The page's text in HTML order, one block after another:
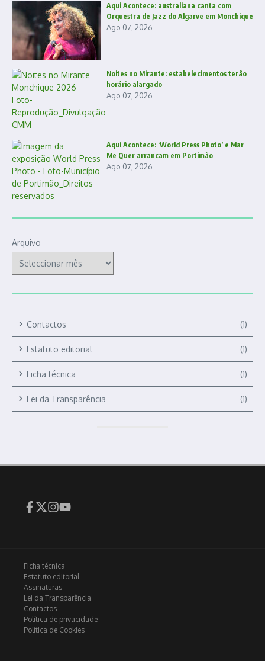
Aqui Acontece: australiana canta com
Orquestra de Jazz do Algarve em Monchique
Ago 07, 2026
Noites no Mirante: estabelecimentos terão
horário alargado
Ago 07, 2026
Aqui Acontece: ‘World Press Photo’ e Mar
Me Quer arrancam em Portimão
Ago 07, 2026
Arquivo
Contactos (1)
Estatuto editorial (1)
Ficha técnica (1)
Lei da Transparência (1)
Ficha técnica
Estatuto editorial
Assinaturas
Lei da Transparência
Contactos
Política de privacidade
Política de Cookies